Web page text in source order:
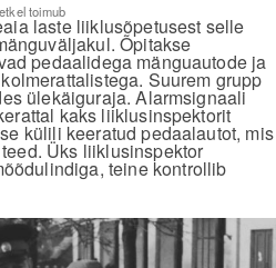
toimub
laste liiklusõpetusest selle
Õpitakse
pedaalidega mänguautode ja
Suurem grupp
ülekäiguraja. Alarmsignaali
kaks liiklusinspektorit
külili keeratud pedaalautot, mis
Üks liiklusinspektor
teine kontrollib